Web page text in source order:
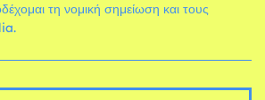
τη νομική σημείωση και τους